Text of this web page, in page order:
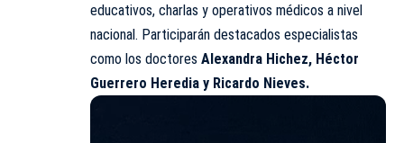
educativos, charlas y operativos médicos a nivel
nacional. Participarán destacados especialistas
como los doctores Alexandra Hichez, Héctor
Guerrero Heredia y Ricardo Nieves.